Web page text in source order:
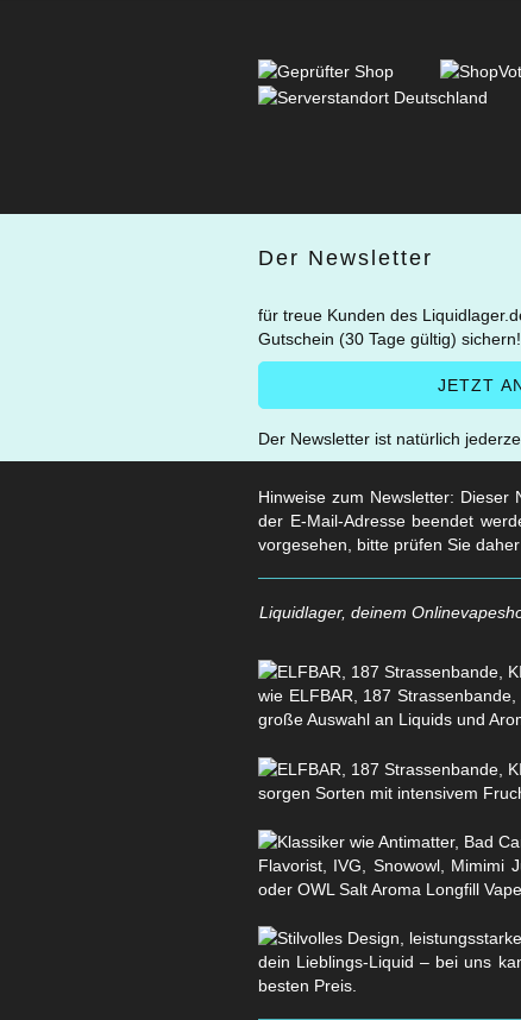
Der Newsletter
für treue Kunden des
Gutschein (30 Tage gültig) sichern!
Der Newsletter ist natürlich
Hinweise zum Newsletter: Dieser
der E-Mail-Adresse beendet
vorgesehen, bitte prüfen Sie
Liquidlager, deinem
wie ELFBAR, 187
große Auswahl an Liquids und
sorgen Sorten mit intensivem
Flavorist, IVG, Snowowl, Mimimi
oder OWL Salt Aroma Longfill
dein Lieblings-Liquid – bei uns
besten Preis.